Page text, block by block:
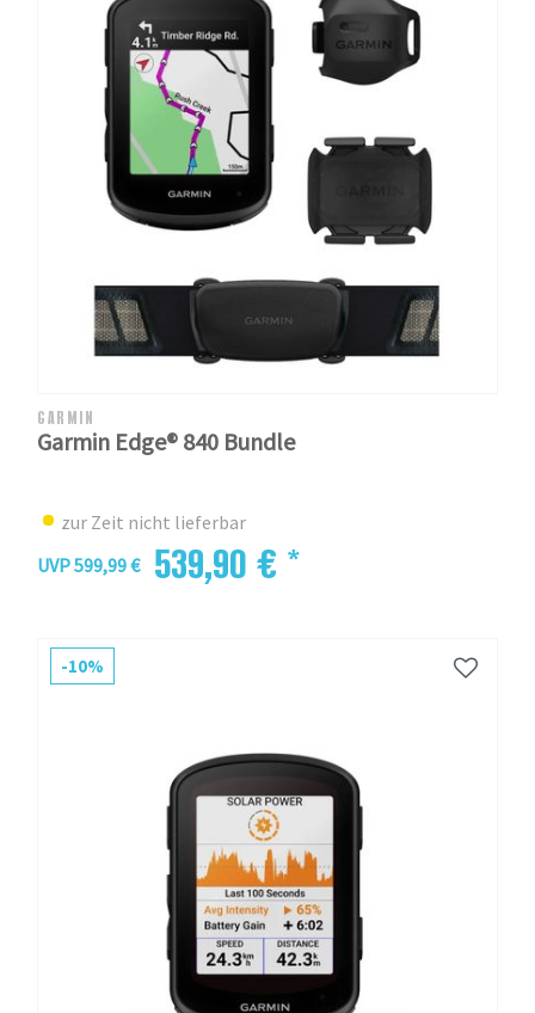
GARMIN
Garmin Edge® 840 Bundle
zur Zeit nicht lieferbar
UVP 599,99 €
539,90 € *
-10%